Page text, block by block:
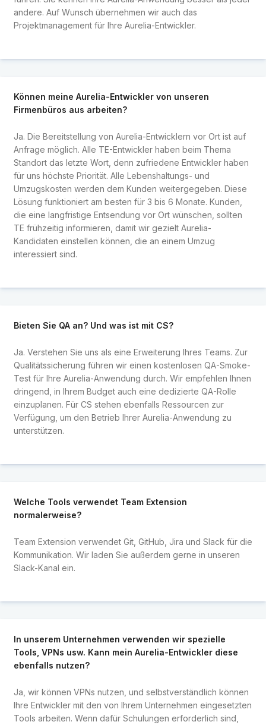
andere. Auf Wunsch übernehmen wir auch das
Projektmanagement für Ihre Aurelia-Entwickler.
Können meine Aurelia-Entwickler von unseren
Firmenbüros aus arbeiten?
Ja. Die Bereitstellung von Aurelia-Entwicklern vor Ort ist auf
Anfrage möglich. Alle TE-Entwickler haben beim Thema
Standort das letzte Wort, denn zufriedene Entwickler haben
für uns höchste Priorität. Alle Lebenshaltungs- und
Umzugskosten werden dem Kunden weitergegeben. Diese
Lösung funktioniert am besten für 3 bis 6 Monate. Kunden,
die eine langfristige Entsendung vor Ort wünschen, sollten
TE frühzeitig informieren, damit wir gezielt Aurelia-
Kandidaten einstellen können, die an einem Umzug
interessiert sind.
Bieten Sie QA an? Und was ist mit CS?
Ja. Verstehen Sie uns als eine Erweiterung Ihres Teams. Zur
Qualitätssicherung führen wir einen kostenlosen QA-Smoke-
Test für Ihre Aurelia-Anwendung durch. Wir empfehlen Ihnen
dringend, in Ihrem Budget auch eine dedizierte QA-Rolle
einzuplanen. Für CS stehen ebenfalls Ressourcen zur
Verfügung, um den Betrieb Ihrer Aurelia-Anwendung zu
unterstützen.
Welche Tools verwendet Team Extension
normalerweise?
Team Extension verwendet Git, GitHub, Jira und Slack für die
Kommunikation. Wir laden Sie außerdem gerne in unseren
Slack-Kanal ein.
In unserem Unternehmen verwenden wir spezielle
Tools, VPNs usw. Kann mein Aurelia-Entwickler diese
ebenfalls nutzen?
Ja, wir können VPNs nutzen, und selbstverständlich können
Ihre Entwickler mit den von Ihrem Unternehmen eingesetzten
Tools arbeiten. Wenn dafür Schulungen erforderlich sind,